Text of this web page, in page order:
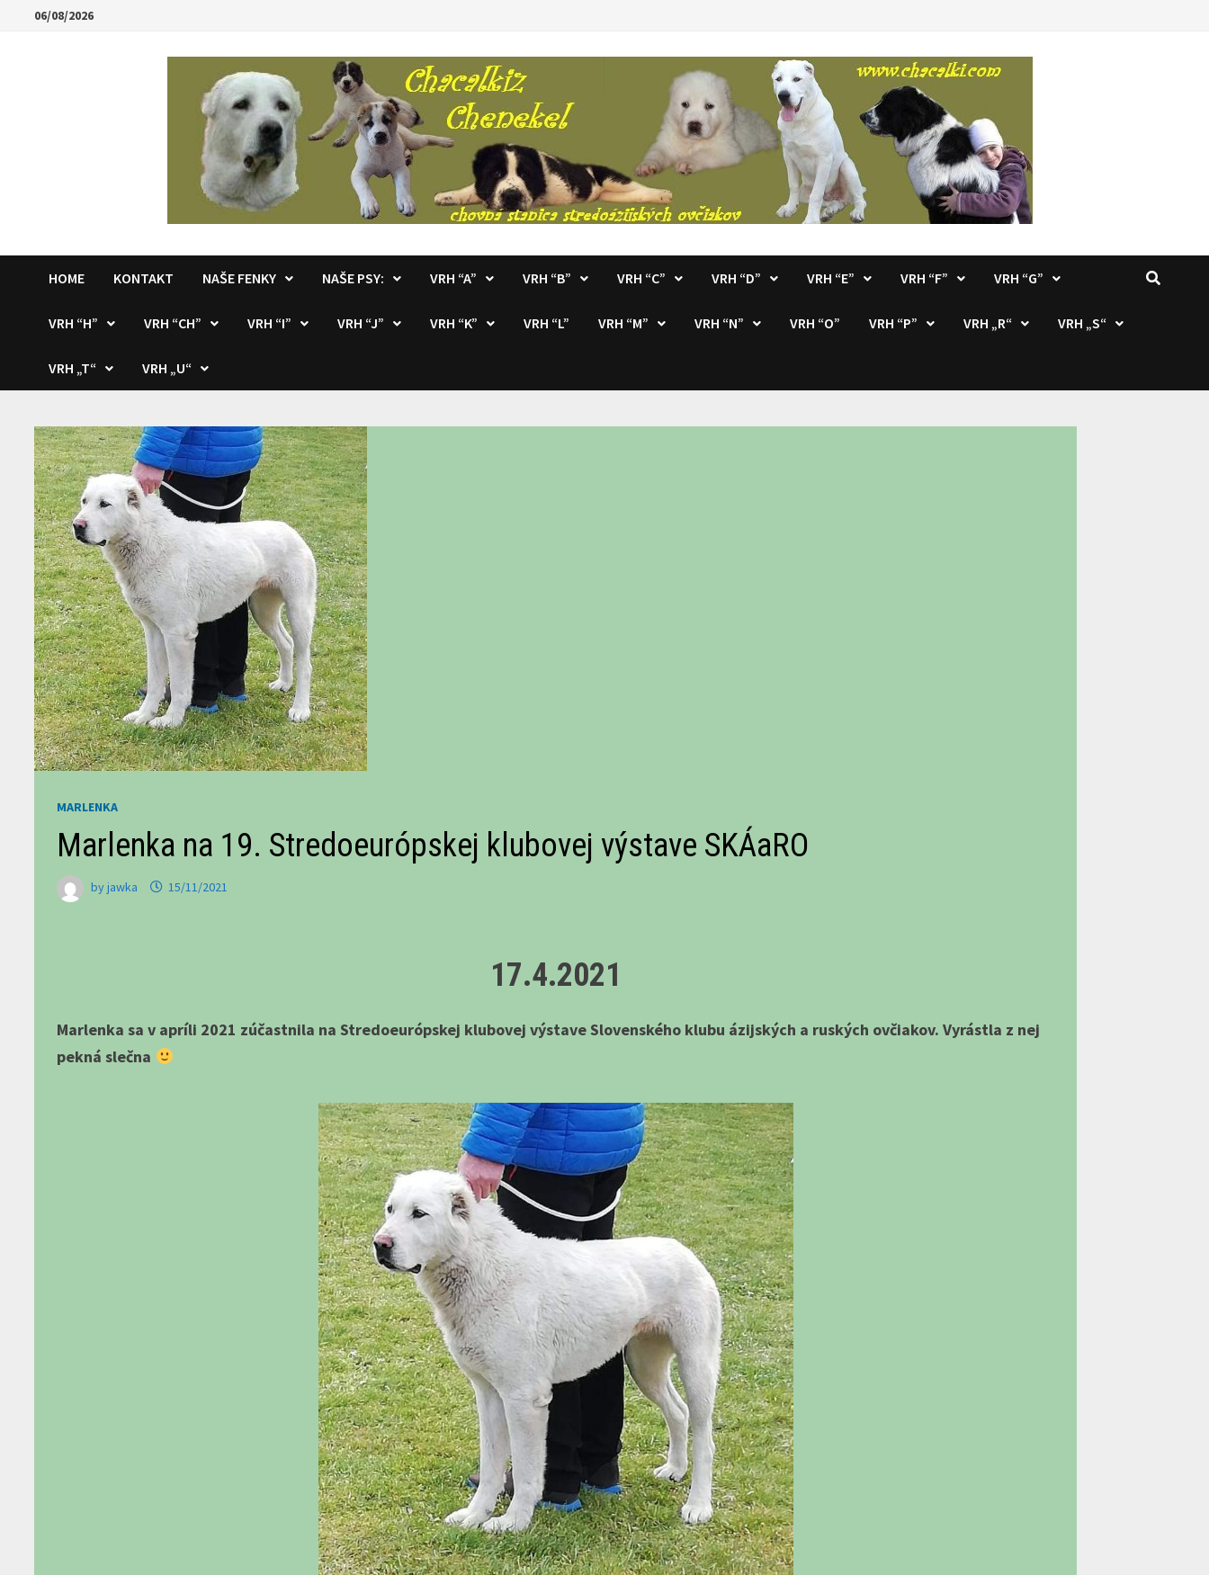
06/08/2026
HOME KONTAKT NAŠE FENKY NAŠE PSY: VRH “A” VRH “B” VRH “C” VRH “D” VRH “E” VRH “F” VRH “G”
VRH “H” VRH “CH” VRH “I” VRH “J” VRH “K” VRH “L” VRH “M” VRH “N” VRH “O” VRH “P” VRH „R“ VRH „S“
VRH „T“ VRH „U“
MARLENKA
Marlenka na 19. Stredoeurópskej klubovej výstave SKÁaRO
byjawka 15/11/2021
17.4.2021
Marlenka sa v apríli 2021 zúčastnila na Stredoeurópskej klubovej výstave Slovenského klubu ázijských a ruských ovčiakov. Vyrástla z nej
pekná slečna